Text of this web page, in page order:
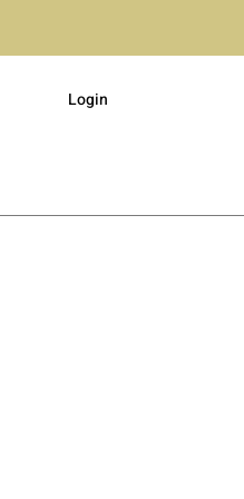
Login